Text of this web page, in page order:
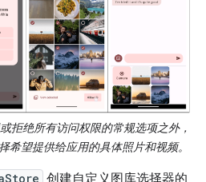
拒绝所有访问权限的常规选项之外，
希望提供给应用的具体照片和视频。